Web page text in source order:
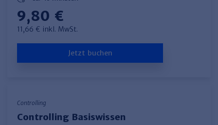
9,80 €
11,66 € inkl. MwSt.
Jetzt buchen
Controlling
Controlling Basiswissen